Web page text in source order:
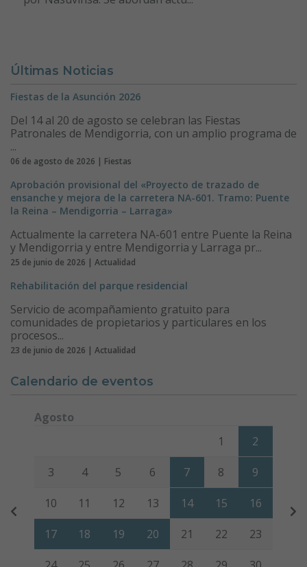
Últimas Noticias
Fiestas de la Asunción 2026
Del 14 al 20 de agosto se celebran las Fiestas
Patronales de Mendigorria, con un amplio programa de
...
06 de agosto de 2026 | Fiestas
Aprobación provisional del «Proyecto de trazado de
ensanche y mejora de la carretera NA-601. Tramo: Puente
la Reina – Mendigorria – Larraga»
Actualmente la carretera NA-601 entre Puente la Reina
y Mendigorria y entre Mendigorria y Larraga pr...
25 de junio de 2026 | Actualidad
Rehabilitación del parque residencial
Servicio de acompañamiento gratuito para
comunidades de propietarios y particulares en los
procesos...
23 de junio de 2026 | Actualidad
Calendario de eventos
Agosto
Viernes Sábado
1 2
3 4 5 6 7 8 9
10 11 12 13 14 15 16
17 18 19 20 21 22 23